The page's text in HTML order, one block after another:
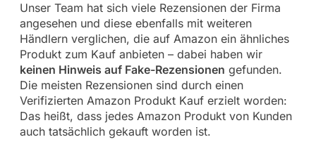
Unser Team hat sich viele Rezensionen der Firma
angesehen und diese ebenfalls mit weiteren
Händlern verglichen, die auf Amazon ein ähnliches
Produkt zum Kauf anbieten – dabei haben wir
keinen Hinweis auf Fake-Rezensionen gefunden.
Die meisten Rezensionen sind durch einen
Verifizierten Amazon Produkt Kauf erzielt worden:
Das heißt, dass jedes Amazon Produkt von Kunden
auch tatsächlich gekauft worden ist.